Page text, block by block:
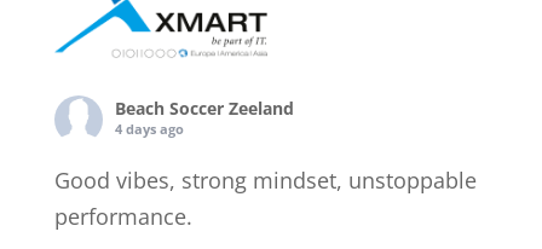
Beach Soccer Zeeland
4 days ago
Good vibes, strong mindset, unstoppable
performance.